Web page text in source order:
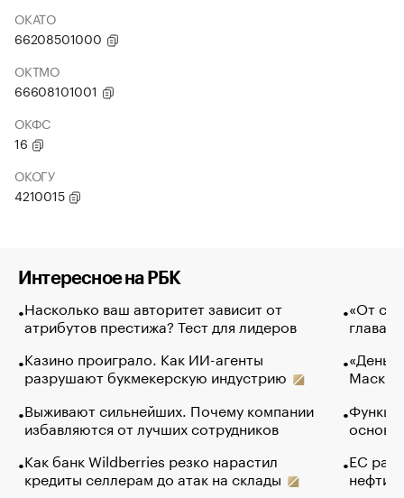
ОКАТО
66208501000
ОКТМО
66608101001
ОКФС
16
ОКОГУ
4210015
Интересное на РБК
Насколько ваш авторитет зависит от
атрибутов престижа? Тест для лидеров
Казино проиграло. Как ИИ-агенты
разрушают букмекерскую индустрию
Выживают сильнейших. Почему компании
избавляются от лучших сотрудников
Как банк Wildberries резко нарастил
кредиты селлерам до атак на склады
«От
глава
Маск в
основ
ЕС
нефти